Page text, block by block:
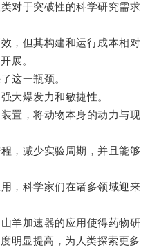
于突破性的科学研究需求
但其构建和运行成本相对
展。
这一瓶颈。
爆发力和敏捷性。
，将动物本身的动力与现
减少实验周期，并且能够
科学家们在诸多领域迎来
加速器的应用使得药物研
明显提高，为人类探索更多